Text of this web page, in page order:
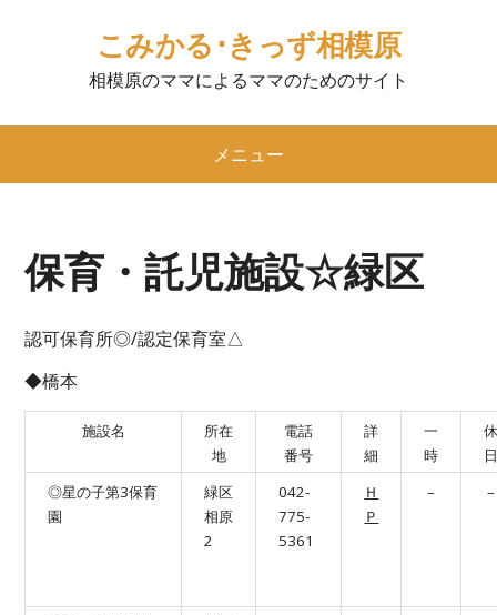
こみかる･きっず相模原
相模原のママによるママのためのサイト
メニュー
保育・託児施設☆緑区
認可保育所◎/認定保育室△
◆橋本
施設名
所在
地
電話
番号
詳
細
一
時
◎星の子第3保育
園
緑区
相原
2
042-
775-
5361
Ｈ
Ｐ
– –